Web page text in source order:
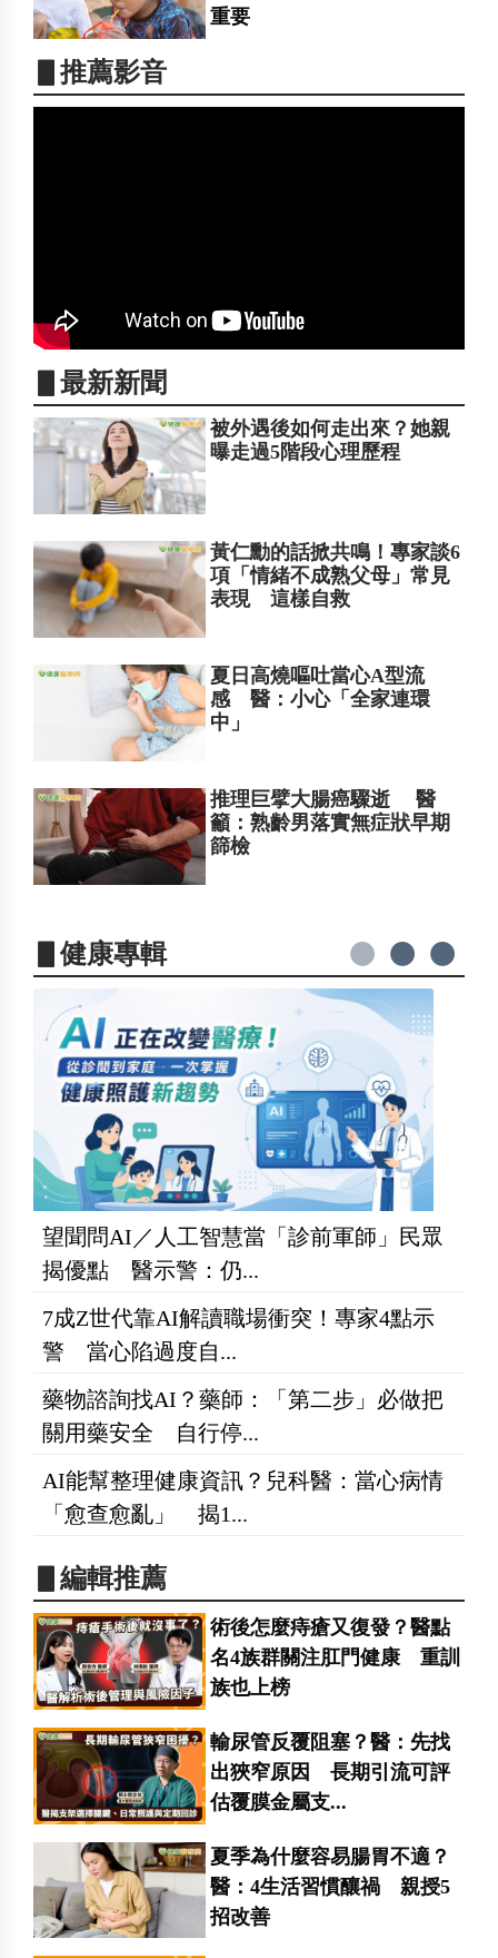
重要
▋推薦影音
▋最新新聞
被外遇後如何走出來？她親
曝走過5階段心理歷程
黃仁勳的話掀共鳴！專家談6
項「情緒不成熟父母」常見
表現 這樣自救
夏日高燒嘔吐當心A型流
感 醫：小心「全家連環
中」
推理巨擘大腸癌驟逝 醫
籲：熟齡男落實無症狀早期
篩檢
▋健康專輯
望聞問AI／人工智慧當「診前軍師」民眾
揭優點 醫示警：仍...
7成Z世代靠AI解讀職場衝突！專家4點示
警 當心陷過度自...
藥物諮詢找AI？藥師：「第二步」必做把
關用藥安全 自行停...
AI能幫整理健康資訊？兒科醫：當心病情
「愈查愈亂」 揭1...
▋編輯推薦
術後怎麼痔瘡又復發？醫點
名4族群關注肛門健康 重訓
族也上榜
輸尿管反覆阻塞？醫：先找
出狹窄原因 長期引流可評
估覆膜金屬支...
夏季為什麼容易腸胃不適？
醫：4生活習慣釀禍 親授5
招改善